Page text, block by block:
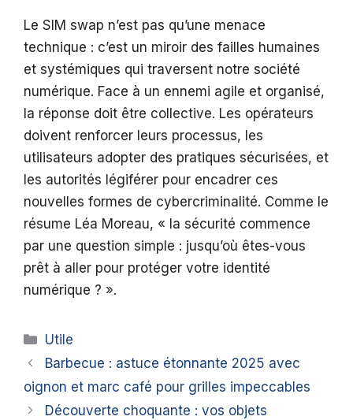
Le SIM swap n’est pas qu’une menace
technique : c’est un miroir des failles humaines
et systémiques qui traversent notre société
numérique. Face à un ennemi agile et organisé,
la réponse doit être collective. Les opérateurs
doivent renforcer leurs processus, les
utilisateurs adopter des pratiques sécurisées, et
les autorités légiférer pour encadrer ces
nouvelles formes de cybercriminalité. Comme le
résume Léa Moreau, « la sécurité commence
par une question simple : jusqu’où êtes-vous
prêt à aller pour protéger votre identité
numérique ? ».
Catégories
Utile
Barbecue : astuce étonnante 2025 avec
oignon et marc café pour grilles impeccables
Découverte choquante : vos objets